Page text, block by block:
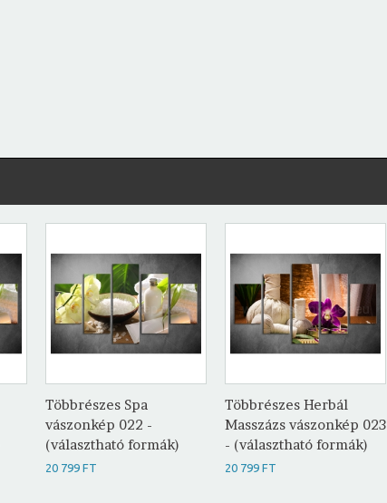
Többrészes Spa
vászonkép 022 -
(választható formák)
20 799 FT
Többrészes Herbál
Masszázs vászonkép 023
- (választható formák)
20 799 FT